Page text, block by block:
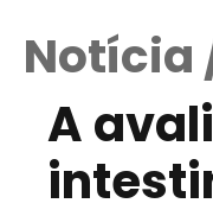
Notícia
A